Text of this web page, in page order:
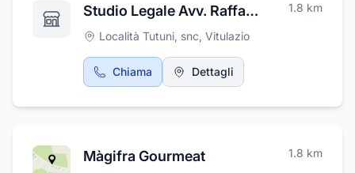
Studio Legale Avv. Raffaele Russo 1.8 km
Località Tutuni, snc, Vitulazio
Chiama Dettagli
Màgifra Gourmeat 1.8 km